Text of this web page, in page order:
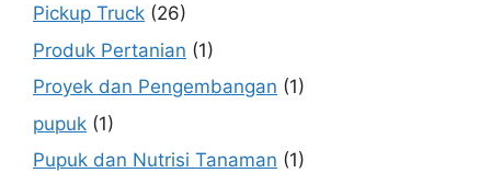
Pickup Truck (26)
Produk Pertanian (1)
Proyek dan Pengembangan (1)
pupuk (1)
Pupuk dan Nutrisi Tanaman (1)